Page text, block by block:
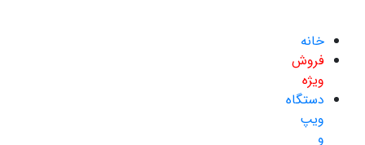
خانه
فروش
ویژه
دستگاه
ویپ
و